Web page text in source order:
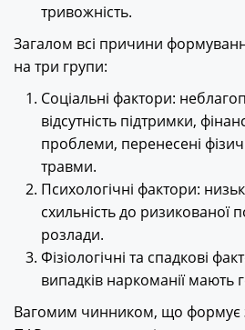
тривожність.
Загалом всі причини
на три групи:
Соціальні фактори:
відсутність підтримки,
проблеми, перенесені
травми.
Психологічні фактори:
схильність до ризикованої
розлади.
Фізіологічні та спадкові
випадків наркоманії мають
Вагомим чинником, що формує